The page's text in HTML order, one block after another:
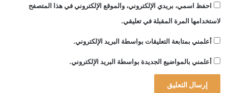
احفظ اسمي، بريدي الإلكتروني، والموقع الإلكتروني في هذا المتصفح
لاستخدامها المرة المقبلة في تعليقي.
أعلمني بمتابعة التعليقات بواسطة البريد الإلكتروني.
أعلمني بالمواضيع الجديدة بواسطة البريد الإلكتروني.